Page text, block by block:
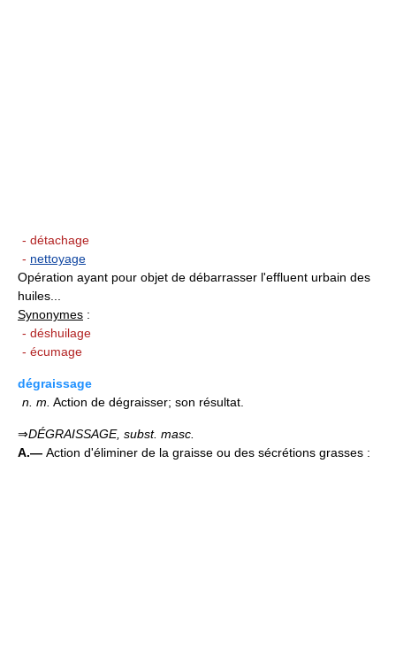
- détachage
- nettoyage
Opération ayant pour objet de débarrasser l'effluent urbain des
huiles...
Synonymes :
- déshuilage
- écumage
dégraissage
n. m. Action de dégraisser; son résultat.
⇒DÉGRAISSAGE, subst. masc.
A.— Action d'éliminer de la graisse ou des sécrétions grasses :